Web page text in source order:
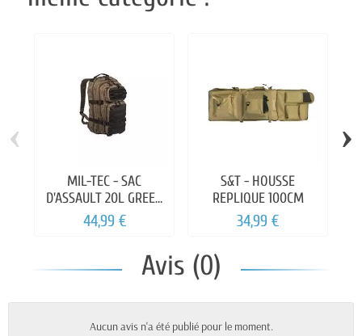
MIL-TEC - SAC
D'ASSAULT 20L GREEN
& NOIR
44,99 €
S&T - HOUSSE
REPLIQUE 100CM
34,99 €
‹ ›
Avis (0)
Aucun avis n'a été publié pour le moment.